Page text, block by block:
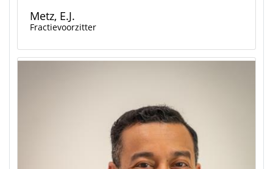
Metz, E.J.
Fractievoorzitter